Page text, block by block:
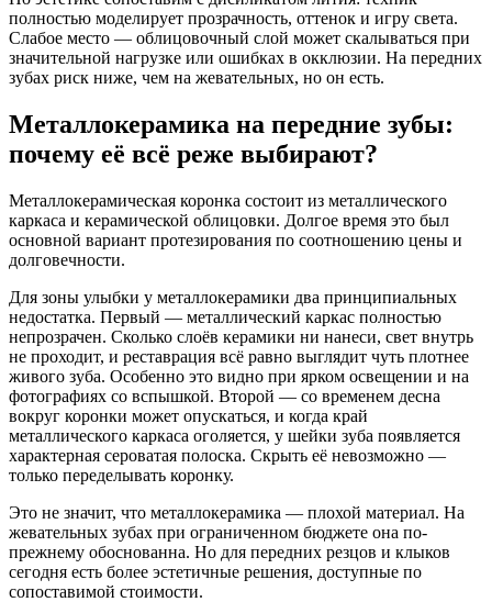
полностью моделирует прозрачность, оттенок и игру света.
Слабое место — облицовочный слой может скалываться при
значительной нагрузке или ошибках в окклюзии. На передних
зубах риск ниже, чем на жевательных, но он есть.
Металлокерамика на передние зубы:
почему её всё реже выбирают?
Металлокерамическая коронка состоит из металлического
каркаса и керамической облицовки. Долгое время это был
основной вариант протезирования по соотношению цены и
долговечности.
Для зоны улыбки у металлокерамики два принципиальных
недостатка. Первый — металлический каркас полностью
непрозрачен. Сколько слоёв керамики ни нанеси, свет внутрь
не проходит, и реставрация всё равно выглядит чуть плотнее
живого зуба. Особенно это видно при ярком освещении и на
фотографиях со вспышкой. Второй — со временем десна
вокруг коронки может опускаться, и когда край
металлического каркаса оголяется, у шейки зуба появляется
характерная сероватая полоска. Скрыть её невозможно —
только переделывать коронку.
Это не значит, что металлокерамика — плохой материал. На
жевательных зубах при ограниченном бюджете она по-
прежнему обоснованна. Но для передних резцов и клыков
сегодня есть более эстетичные решения, доступные по
сопоставимой стоимости.